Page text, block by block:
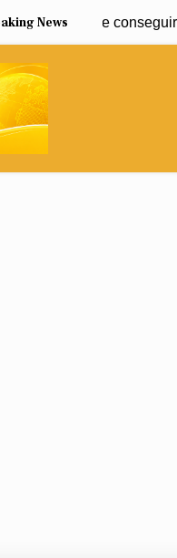
News
imóvel e conseguir a